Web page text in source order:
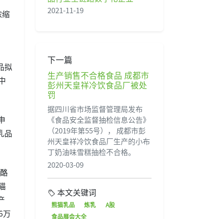
拟
品
万
2021-11-19
下一篇
生产销售不合格食品 成都市
彭州天皇祥冷饮食品厂被处
罚
据四川省市场监督管理局发布
《食品安全监督抽检信息公告》
（2019年第55号）， 成都市彭
州天皇祥冷饮食品厂生产的小布
丁奶油味雪糕抽检不合格。
2020-03-09
本文关键词
熊猫乳品 炼乳
A股
食品展会大全